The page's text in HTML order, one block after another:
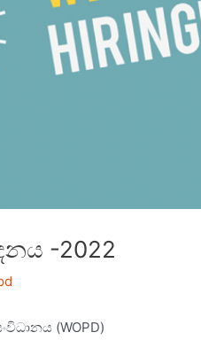
-2022
(WOPD)